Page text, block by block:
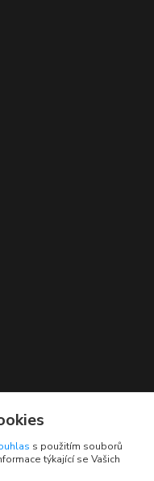
s použitím souborů
týkající se Vašich